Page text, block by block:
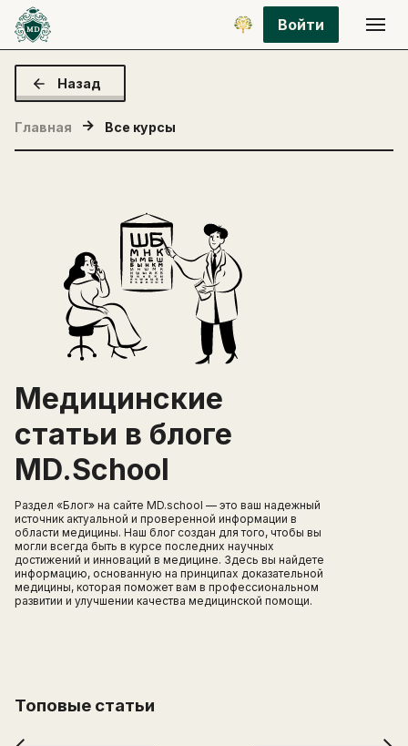
Войти
Назад
Главная Все курсы
Медицинские
статьи в блоге
MD.School
Раздел «Блог» на сайте MD.school — это ваш надежный
источник актуальной и проверенной информации в
области медицины. Наш блог создан для того, чтобы вы
могли всегда быть в курсе последних научных
достижений и инноваций в медицине. Здесь вы найдете
информацию, основанную на принципах доказательной
медицины, которая поможет вам в профессиональном
развитии и улучшении качества медицинской помощи.
Топовые статьи